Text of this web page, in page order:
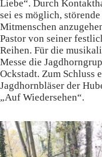
Liebe“. Durch
sei es möglich,
Mitmenschen
Pastor von seiner
Reihen. Für die
Messe die
Ockstadt. Zum Schluss
Jagdhornbläser der
„Auf Wiedersehen“.